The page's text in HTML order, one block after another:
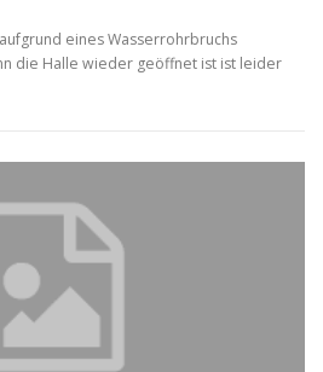
eines Wasserrohrbruchs
die Halle wieder geöffnet ist ist leider